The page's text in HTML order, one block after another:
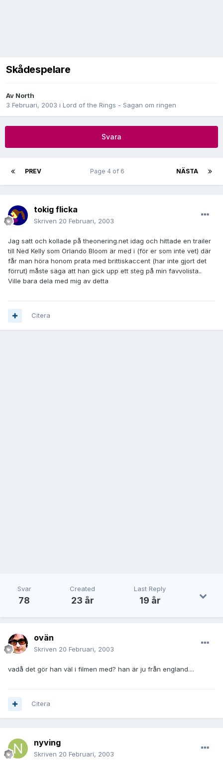
Skådespelare
Av North
3 Februari, 2003 i Lord of the Rings - Sagan om ringen
Svara
PREV NÄSTA
Page 4 of 6
tokig flicka
Skriven 20 Februari, 2003
Jag satt och kollade på theonering.net idag och hittade en trailer
till Ned Kelly som Orlando Bloom är med i (för er som inte vet) där
får man höra honom prata med brittiskaccent (har inte gjort det
förrut) måste säga att han gick upp ett steg på min favvolista..
Ville bara dela med mig av detta
Citera
Svar
78
Created
23 år
Last Reply
19 år
ovän
Skriven 20 Februari, 2003
vadå det gör han väl i filmen med? han är ju från england....
Citera
nyving
Skriven 20 Februari, 2003